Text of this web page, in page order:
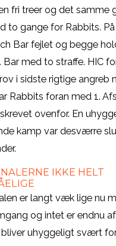
fri treer og det samme
to gange for Rabbits.
Bar fejlet og begge
Bar med to straffe. HIC
i sidste rigtige angreb
Rabbits foran med 1.
ovenfor. En
kamp var desværre
IKKE HELT
er langt væk lige nu
og intet er endnu
uhyggeligt svært for